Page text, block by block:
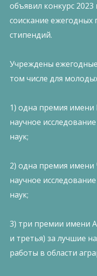
объявил конкурс 2023
соискание ежегодных
стипендий.
Учреждены
том числе для
1) одна премия имени
научное
наук;
2) одна премия имени
научное
наук;
3) три премии имени
и третья) за лучшие
работы в области